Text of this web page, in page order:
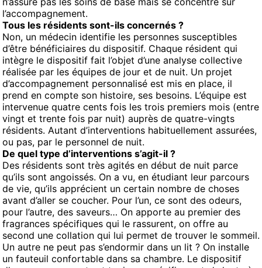
l’accompagnement.
Tous les résidents sont-ils concernés ?
Non, un médecin identifie les personnes susceptibles
d’être bénéficiaires du dispositif. Chaque résident qui
intègre le dispositif fait l’objet d’une analyse collective
réalisée par les équipes de jour et de nuit. Un projet
d’accompagnement personnalisé est mis en place, il
prend en compte son histoire, ses besoins. L’équipe est
intervenue quatre cents fois les trois premiers mois (entre
vingt et trente fois par nuit) auprès de quatre-vingts
résidents. Autant d’interventions habituellement assurées,
ou pas, par le personnel de nuit.
De quel type d’interventions s’agit-il ?
Des résidents sont très agités en début de nuit parce
qu’ils sont angoissés. On a vu, en étudiant leur parcours
de vie, qu’ils apprécient un certain nombre de choses
avant d’aller se coucher. Pour l’un, ce sont des odeurs,
pour l’autre, des saveurs… On apporte au premier des
fragrances spécifiques qui le rassurent, on offre au
second une collation qui lui permet de trouver le sommeil.
Un autre ne peut pas s’endormir dans un lit ? On installe
un fauteuil confortable dans sa chambre. Le dispositif